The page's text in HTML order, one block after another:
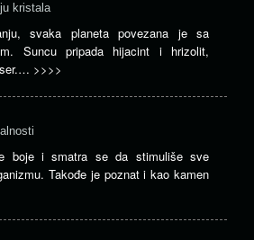
kristala
svaka planeta povezana je sa
Suncu pripada hijacint i hrizolit,
>>>>
boje i smatra se da stimuliše sve
Takođe je poznat i kao kamen